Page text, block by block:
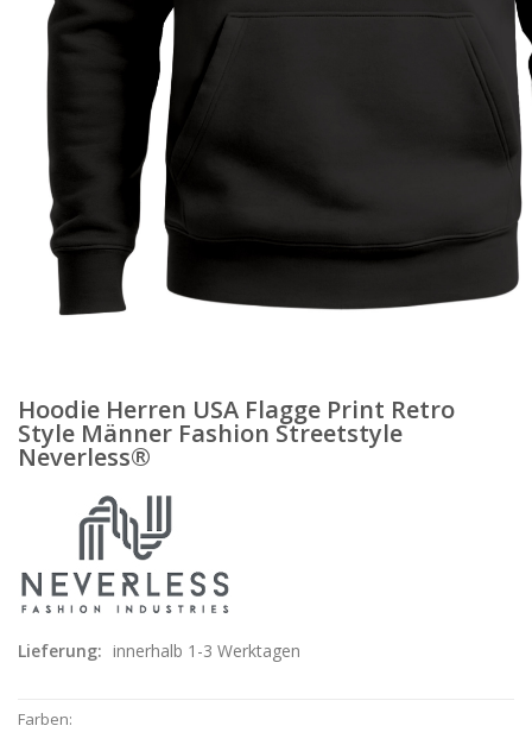
Hoodie Herren USA Flagge Print Retro
Style Männer Fashion Streetstyle
Neverless®
Lieferung: innerhalb 1-3 Werktagen
Farben: